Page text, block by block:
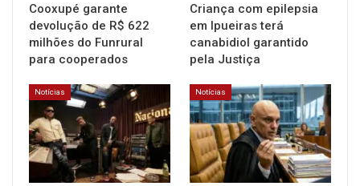
Cooxupé garante
devolução de R$ 622
milhões do Funrural
para cooperados
Criança com epilepsia
em Ipueiras terá
canabidiol garantido
pela Justiça
Notícias Notícias